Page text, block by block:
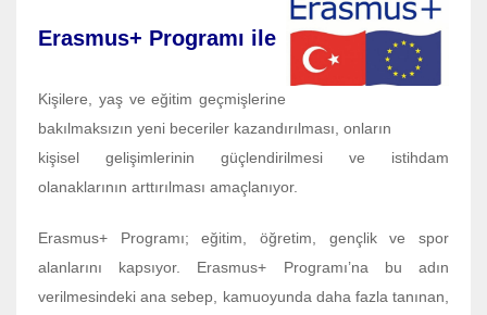
Erasmus+ Programı ile
Kişilere, yaş ve eğitim geçmişlerine
bakılmaksızın yeni beceriler kazandırılması, onların
kişisel gelişimlerinin güçlendirilmesi ve istihdam
olanaklarının arttırılması amaçlanıyor.
Erasmus+ Programı; eğitim, öğretim, gençlik ve spor
alanlarını kapsıyor. Erasmus+ Programı’na bu adın
verilmesindeki ana sebep, kamuoyunda daha fazla tanınan,